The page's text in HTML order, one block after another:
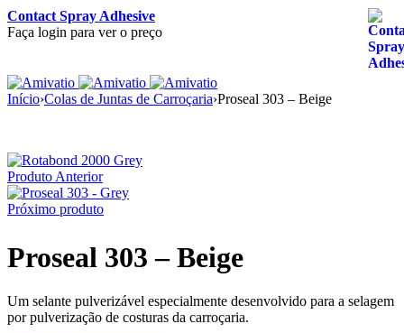
Contact Spray Adhesive
Faça login para ver o preço
Início›Colas de Juntas de Carroçaria›Proseal 303 – Beige
Produto Anterior
Próximo produto
Proseal 303 – Beige
Um selante pulverizável especialmente desenvolvido para a selagem
por pulverização de costuras da carroçaria.